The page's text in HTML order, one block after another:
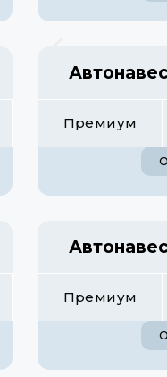
Премиум
Автонавес
Премиум